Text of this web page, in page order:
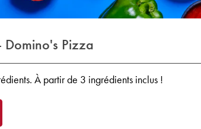
Pizza
À partir de 3 ingrédients inclus !